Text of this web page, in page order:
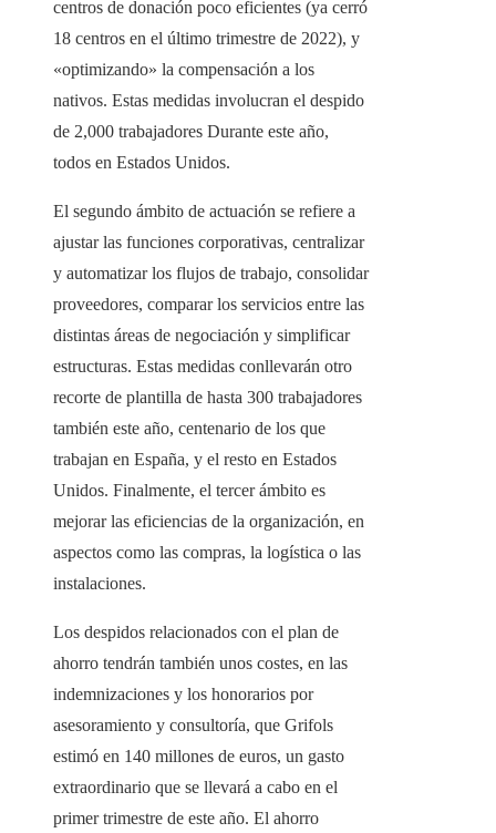
centros de donación poco eficientes (ya cerró
18 centros en el último trimestre de 2022), y
«optimizando» la compensación a los
nativos. Estas medidas involucran el despido
de 2,000 trabajadores Durante este año,
todos en Estados Unidos.
El segundo ámbito de actuación se refiere a
ajustar las funciones corporativas, centralizar
y automatizar los flujos de trabajo, consolidar
proveedores, comparar los servicios entre las
distintas áreas de negociación y simplificar
estructuras. Estas medidas conllevarán otro
recorte de plantilla de hasta 300 trabajadores
también este año, centenario de los que
trabajan en España, y el resto en Estados
Unidos. Finalmente, el tercer ámbito es
mejorar las eficiencias de la organización, en
aspectos como las compras, la logística o las
instalaciones.
Los despidos relacionados con el plan de
ahorro tendrán también unos costes, en las
indemnizaciones y los honorarios por
asesoramiento y consultoría, que Grifols
estimó en 140 millones de euros, un gasto
extraordinario que se llevará a cabo en el
primer trimestre de este año. El ahorro